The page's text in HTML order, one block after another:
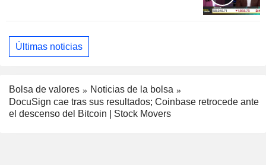
Últimas noticias
Bolsa de valores
Noticias de la bolsa
DocuSign cae tras sus resultados; Coinbase retrocede ante
el descenso del Bitcoin | Stock Movers